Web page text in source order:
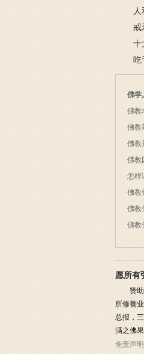
戒
十
吃
佛学
佛教
佛教
佛教
佛教
怎样
佛教
佛教
佛教
愿所有
赞
所修善
总报，
满之佛果
免责声明